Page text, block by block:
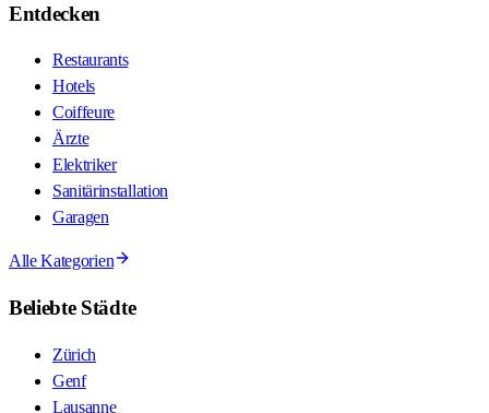
Entdecken
Restaurants
Hotels
Coiffeure
Ärzte
Elektriker
Sanitärinstallation
Garagen
Alle Kategorien
Beliebte Städte
Zürich
Genf
Lausanne